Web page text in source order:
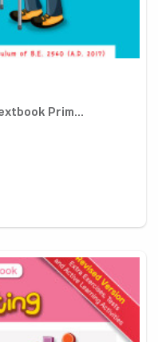
Prim...